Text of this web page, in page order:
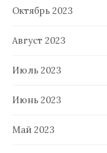
Октябрь 2023
Август 2023
Июль 2023
Июнь 2023
Май 2023